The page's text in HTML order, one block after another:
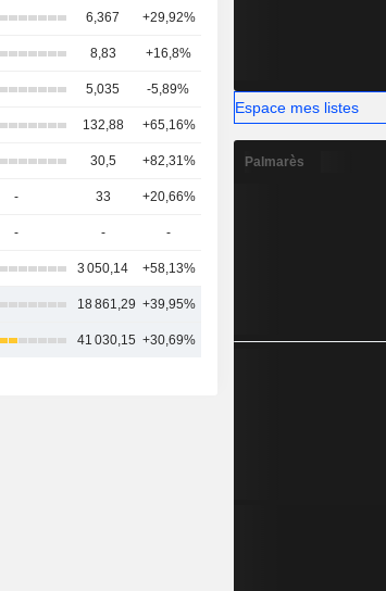
6,367 +29,92%
8,83 +16,8%
5,035 -5,89% 8
132,88 +65,16% 12
30,5 +82,31%
- 33 +20,66%
- - -
3 050,14 +58,13%
18 861,29 +39,95%
41 030,15 +30,69%
18
Espace mes listes
Palmarès